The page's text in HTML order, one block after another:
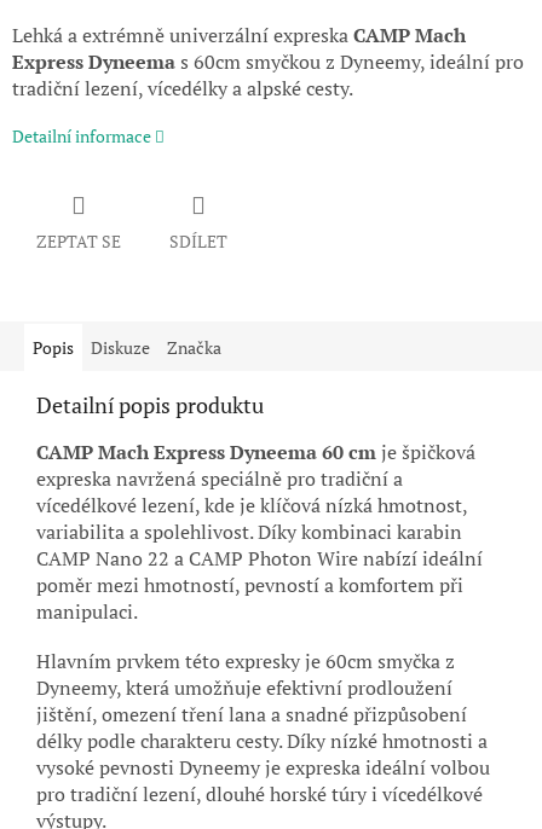
Lehká a extrémně univerzální expreskaCAMP Mach
Express Dyneemas 60cm smyčkou z Dyneemy, ideální pro
tradiční lezení, vícedélky a alpské cesty.
Detailní informace
ZEPTAT SE SDÍLET
Popis Diskuze Značka
Detailní popis produktu
CAMP Mach Express Dyneema 60 cmje špičková
expreska navržená speciálně pro tradiční a
vícedélkové lezení, kde je klíčová nízká hmotnost,
variabilita a spolehlivost. Díky kombinaci karabin
CAMP Nano 22 a CAMP Photon Wire nabízí ideální
poměr mezi hmotností, pevností a komfortem při
manipulaci.
Hlavním prvkem této expresky je 60cm smyčka z
Dyneemy, která umožňuje efektivní prodloužení
jištění, omezení tření lana a snadné přizpůsobení
délky podle charakteru cesty. Díky nízké hmotnosti a
vysoké pevnosti Dyneemy je expreska ideální volbou
pro tradiční lezení, dlouhé horské túry i vícedélkové
výstupy.